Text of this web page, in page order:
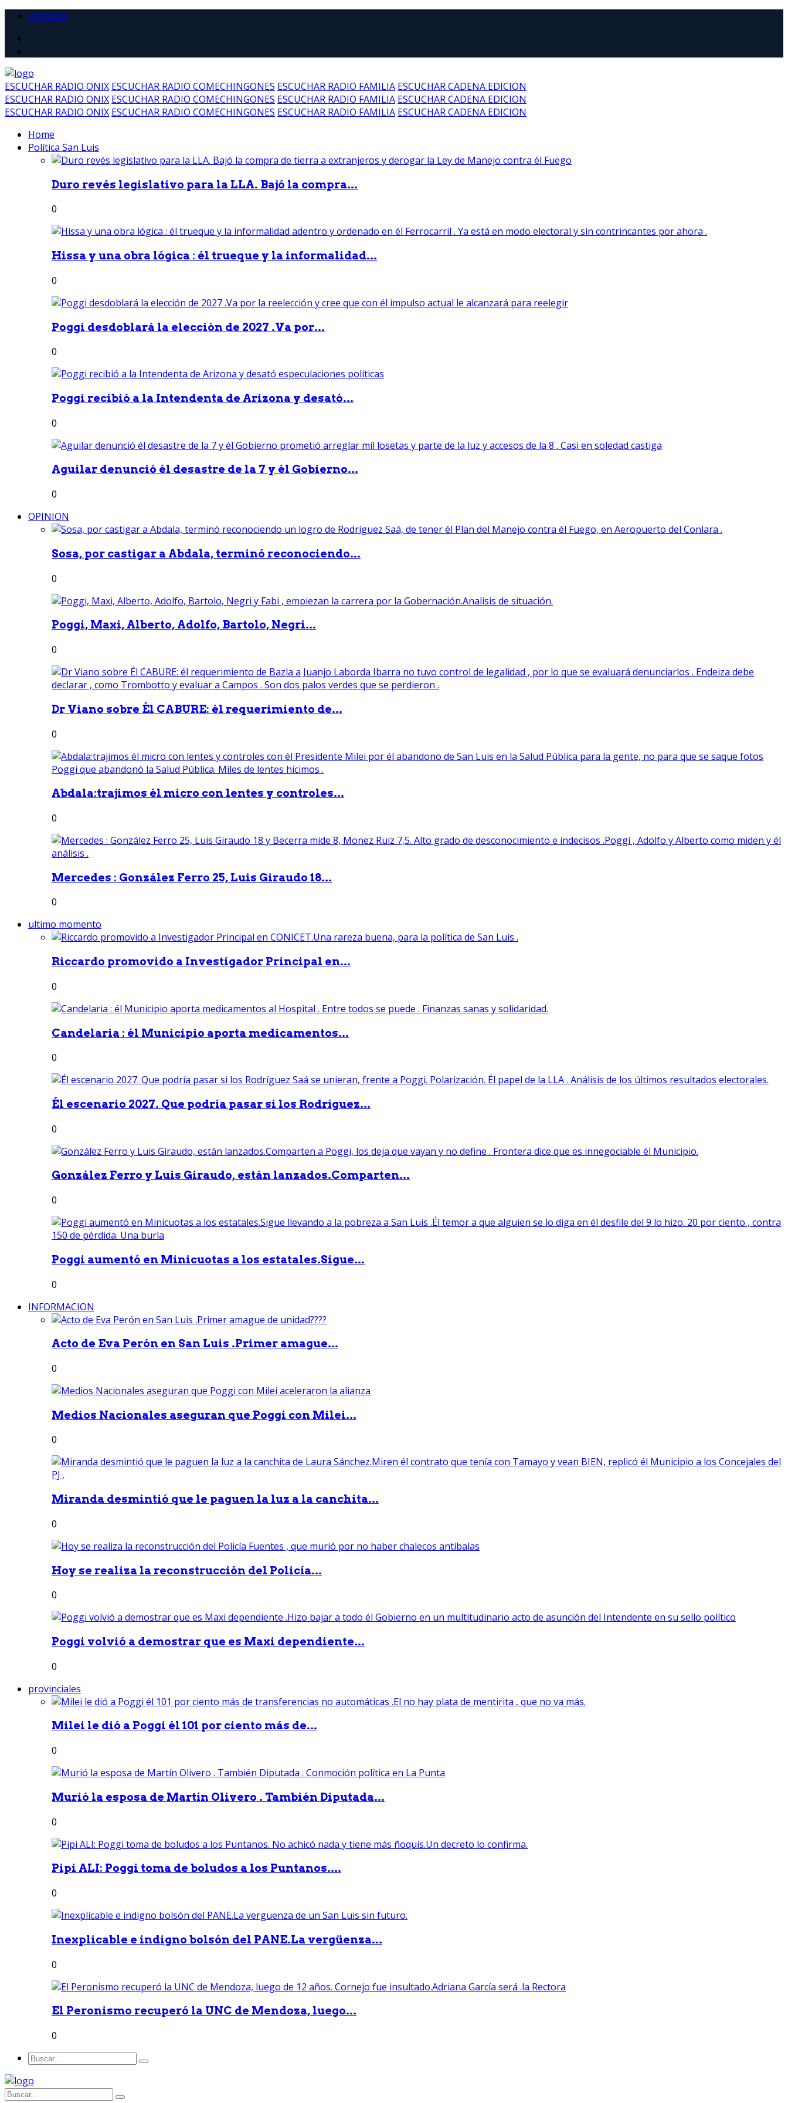
Contacto
ESCUCHAR RADIO ONIX ESCUCHAR RADIO COMECHINGONES ESCUCHAR RADIO FAMILIA ESCUCHAR CADENA EDICION
ESCUCHAR RADIO ONIX ESCUCHAR RADIO COMECHINGONES ESCUCHAR RADIO FAMILIA ESCUCHAR CADENA EDICION
ESCUCHAR RADIO ONIX ESCUCHAR RADIO COMECHINGONES ESCUCHAR RADIO FAMILIA ESCUCHAR CADENA EDICION
Home
Política San Luis
Duro revés legislativo para la LLA. Bajó la compra...
0
Hissa y una obra lógica : él trueque y la informalidad...
0
Poggi desdoblará la elección de 2027 .Va por...
0
Poggi recibió a la Intendenta de Arizona y desató...
0
Aguilar denunció él desastre de la 7 y él Gobierno...
0
OPINION
Sosa, por castigar a Abdala, terminó reconociendo...
0
Poggi, Maxi, Alberto, Adolfo, Bartolo, Negri...
0
Dr Viano sobre Él CABURE: él requerimiento de...
0
Abdala:trajimos él micro con lentes y controles...
0
Mercedes : González Ferro 25, Luis Giraudo 18...
0
ultimo momento
Riccardo promovido a Investigador Principal en...
0
Candelaria : él Municipio aporta medicamentos...
0
Él escenario 2027. Que podría pasar si los Rodríguez...
0
González Ferro y Luis Giraudo, están lanzados.Comparten...
0
Poggi aumentó en Minicuotas a los estatales.Sigue...
0
INFORMACION
Acto de Eva Perón en San Luis .Primer amague...
0
Medios Nacionales aseguran que Poggi con Milei...
0
Miranda desmintió que le paguen la luz a la canchita...
0
Hoy se realiza la reconstrucción del Policía...
0
Poggi volvió a demostrar que es Maxi dependiente...
0
provinciales
Milei le dió a Poggi él 101 por ciento más de...
0
Murió la esposa de Martín Olivero . También Diputada...
0
Pipi ALI: Poggi toma de boludos a los Puntanos....
0
Inexplicable e indigno bolsón del PANE.La vergüenza...
0
El Peronismo recuperó la UNC de Mendoza, luego...
0